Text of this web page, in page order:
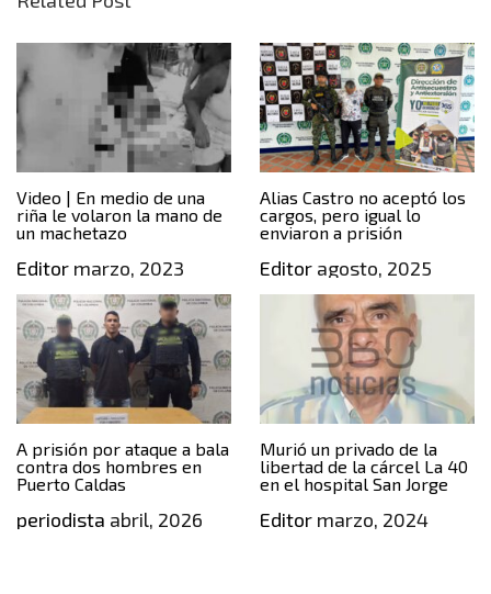
Video | En medio de una
riña le volaron la mano de
un machetazo
Editor marzo, 2023
Alias Castro no aceptó los
cargos, pero igual lo
enviaron a prisión
Editoragosto, 2025
A prisión por ataque a bala
contra dos hombres en
Puerto Caldas
periodista abril, 2026
Murió un privado de la
libertad de la cárcel La 40
en el hospital San Jorge
Editormarzo, 2024